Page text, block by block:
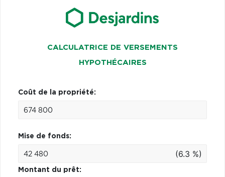
CALCULATRICE DE VERSEMENTS
HYPOTHÉCAIRES
Coût de la propriété:
Mise de fonds:
(6.3 %)
Montant du prêt: